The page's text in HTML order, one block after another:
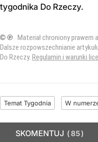
tygodnika Do Rzeczy.
© ℗ Materiał chroniony prawem
Dalsze rozpowszechnianie
Do Rzeczy. Regulamin i warunki
Temat Tygodnia W
SKOMENTUJ 85